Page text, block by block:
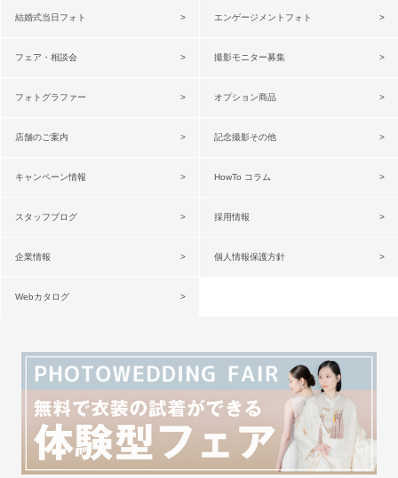
結婚式当日フォト エンゲージメントフォト
フェア・相談会 撮影モニター募集
フォトグラファー オプション商品
店舗のご案内 記念撮影その他
キャンペーン情報 HowTo コラム
スタッフブログ 採用情報
企業情報 個人情報保護方針
Webカタログ